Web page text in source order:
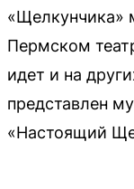
«Щелкунчика»
Пермском
идет и на
представлен
«Настоящий